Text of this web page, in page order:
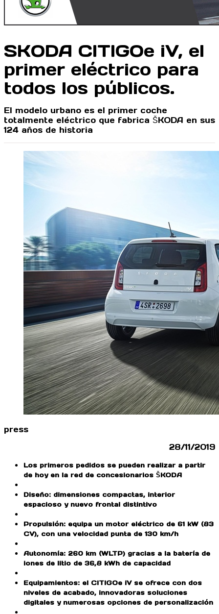
SKODA CITIGOe iV, el
primer eléctrico para
todos los públicos.
El modelo urbano es el primer coche
totalmente eléctrico que fabrica ŠKODA en sus
124 años de historia
press
28/11/2019
Los primeros pedidos se pueden realizar a partir
de hoy en la red de concesionarios ŠKODA
Diseño: dimensiones compactas, interior
espacioso y nuevo frontal distintivo
Propulsión: equipa un motor eléctrico de 61 kW (83
CV), con una velocidad punta de 130 km/h
Autonomía: 260 km (WLTP) gracias a la batería de
iones de litio de 36,8 kWh de capacidad
Equipamientos: el CITIGOe iV se ofrece con dos
niveles de acabado, innovadoras soluciones
digitales y numerosas opciones de personalización